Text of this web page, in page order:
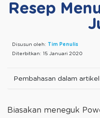
Resep
Disusun oleh: Tim Penulis
Diterbitkan: 15 Januari 2020
Pembahasan dalam artikel
Biasakan meneguk